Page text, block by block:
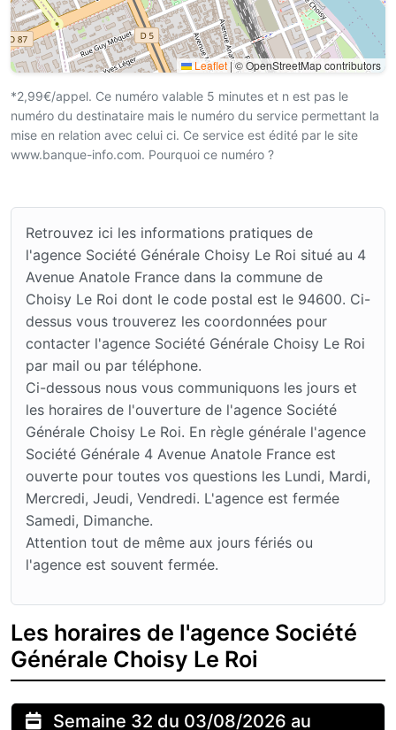
Leaflet |© OpenStreetMap contributors
*2,99€/appel. Ce numéro valable 5 minutes et n est pas le
numéro du destinataire mais le numéro du service permettant la
mise en relation avec celui ci. Ce service est édité par le site
www.banque-info.com. Pourquoi ce numéro ?
Retrouvez ici les informations pratiques de
l'agence Société Générale Choisy Le Roi situé au 4
Avenue Anatole France dans la commune de
Choisy Le Roi dont le code postal est le 94600. Ci-
dessus vous trouverez les coordonnées pour
contacter l'agence Société Générale Choisy Le Roi
par mail ou par téléphone.
Ci-dessous nous vous communiquons les jours et
les horaires de l'ouverture de l'agence Société
Générale Choisy Le Roi. En règle générale l'agence
Société Générale 4 Avenue Anatole France est
ouverte pour toutes vos questions les Lundi, Mardi,
Mercredi, Jeudi, Vendredi. L'agence est fermée
Samedi, Dimanche.
Attention tout de même aux jours fériés ou
l'agence est souvent fermée.
Les horaires de l'agence Société
Générale Choisy Le Roi
Semaine 32 du 03/08/2026 au